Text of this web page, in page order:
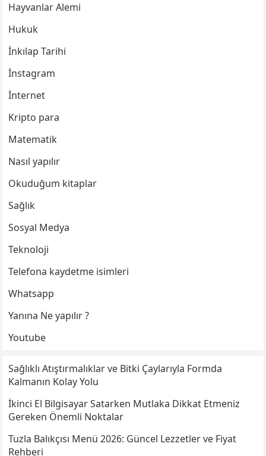
Hayvanlar Alemi
Hukuk
İnkılap Tarihi
İnstagram
İnternet
Kripto para
Matematik
Nasıl yapılır
Okuduğum kitaplar
Sağlık
Sosyal Medya
Teknoloji
Telefona kaydetme isimleri
Whatsapp
Yanına Ne yapılır ?
Youtube
Sağlıklı Atıştırmalıklar ve Bitki Çaylarıyla Formda
Kalmanın Kolay Yolu
İkinci El Bilgisayar Satarken Mutlaka Dikkat Etmeniz
Gereken Önemli Noktalar
Tuzla Balıkçısı Menü 2026: Güncel Lezzetler ve Fiyat
Rehberi